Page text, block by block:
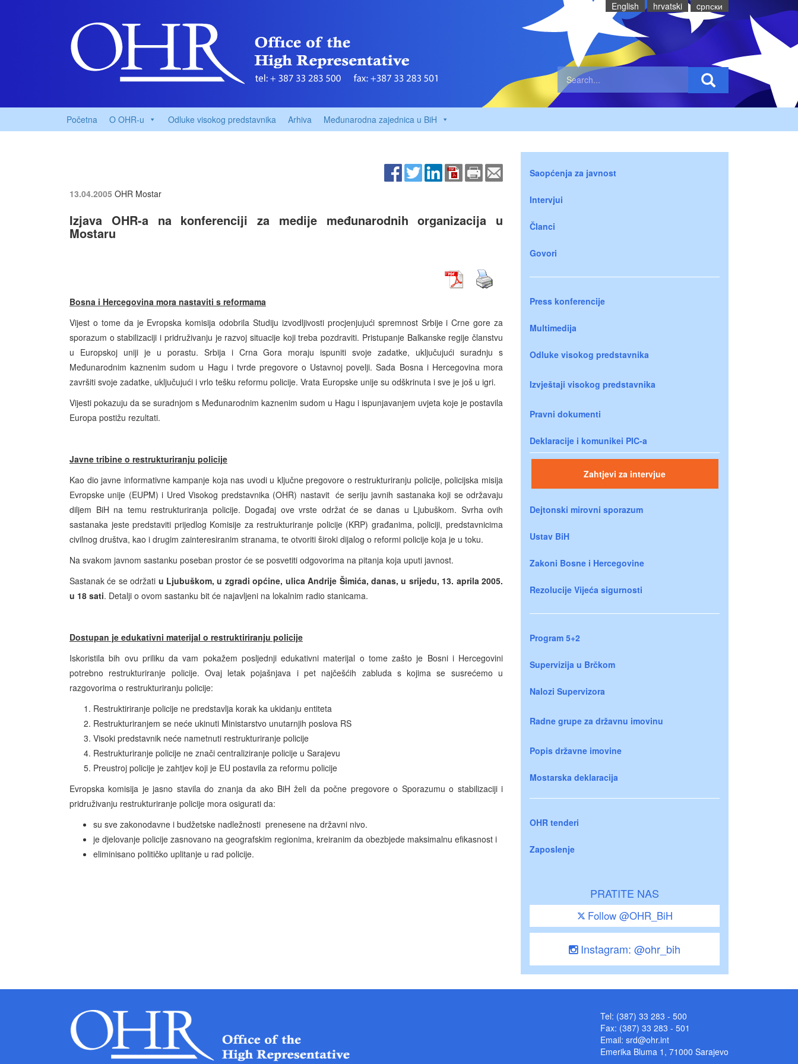
English hrvatski cрпски
Početna O OHR-u Odluke visokog predstavnika Arhiva Međunarodna zajednica u BiH
13.04.2005 OHR Mostar
Izjava OHR-a na konferenciji za medije međunarodnih organizacija u
Mostaru
Bosna i Hercegovina mora nastaviti s reformama
Vijest o tome da je Evropska komisija odobrila Studiju izvodljivosti procjenjujući spremnost Srbije i Crne gore za
sporazum o stabilizaciji i pridruživanju je razvoj situacije koji treba pozdraviti. Pristupanje Balkanske regije članstvu
u Europskoj uniji je u porastu. Srbija i Crna Gora moraju ispuniti svoje zadatke, uključujući suradnju s
Međunarodnim kaznenim sudom u Hagu i tvrde pregovore o Ustavnoj povelji. Sada Bosna i Hercegovina mora
završiti svoje zadatke, uključujući i vrlo tešku reformu policije. Vrata Europske unije su odškrinuta i sve je još u igri.
Vijesti pokazuju da se suradnjom s Međunarodnim kaznenim sudom u Hagu i ispunjavanjem uvjeta koje je postavila
Europa postižu rezultati.
Javne tribine o restrukturiranju policije
Kao dio javne informativne kampanje koja nas uvodi u ključne pregovore o restrukturiranju policije, policijska misija
Evropske unije (EUPM) i Ured Visokog predstavnika (OHR) nastavit će seriju javnih sastanaka koji se održavaju
diljem BiH na temu restrukturiranja policije. Događaj ove vrste održat će se danas u Ljubuškom. Svrha ovih
sastanaka jeste predstaviti prijedlog Komisije za restrukturiranje policije (KRP) građanima, policiji, predstavnicima
civilnog društva, kao i drugim zainteresiranim stranama, te otvoriti široki dijalog o reformi policije koja je u toku.
Na svakom javnom sastanku poseban prostor će se posvetiti odgovorima na pitanja koja uputi javnost.
Sastanak će se održati u Ljubuškom, u zgradi općine, ulicaAndrije Šimića, danas, u srijedu, 13. aprila 2005.
u 18 sati. Detalji o ovom sastanku bit će najavljeni na lokalnim radio stanicama.
Dostupan je edukativni materijal o restruktiriranju policije
Iskoristila bih ovu priliku da vam pokažem posljednji edukativni materijal o tome zašto je Bosni i Hercegovini
potrebno restrukturiranje policije. Ovaj letak pojašnjava i pet najčešćih zabluda s kojima se susrećemo u
razgovorima o restrukturiranju policije:
Restruktiriranje policije ne predstavlja korak ka ukidanju entiteta
Restrukturiranjem se neće ukinuti Ministarstvo unutarnjih poslova RS
Visoki predstavnik neće nametnuti restrukturiranje policije
Restrukturiranje policije ne znači centraliziranje policije u Sarajevu
Preustroj policije je zahtjev koji je EU postavila za reformu policije
Evropska komisija je jasno stavila do znanja da ako BiH želi da počne pregovore o Sporazumu o stabilizaciji i
pridruživanju restrukturiranje policije mora osigurati da:
su sve zakonodavne i budžetske nadležnosti prenesene na državni nivo.
je djelovanje policije zasnovano na geografskim regionima, kreiranim da obezbjede maksimalnu efikasnost i
eliminisano političko uplitanje u rad policije.
Saopćenja za javnost
Intervjui
Članci
Govori
Press konferencije
Multimedija
Odluke visokog predstavnika
Izvještaji visokog predstavnika
Pravni dokumenti
Deklaracije i komunikei PIC-a
Zahtjevi za intervjue
Dejtonski mirovni sporazum
Ustav BiH
Zakoni Bosne i Hercegovine
Rezolucije Vijeća sigurnosti
Program 5+2
Supervizija u Brčkom
Nalozi Supervizora
Radne grupe za državnu imovinu
Popis državne imovine
Mostarska deklaracija
OHR tenderi
Zaposlenje
PRATITE NAS
Follow @OHR_BiH
Instagram: @ohr_bih
Tel: (387) 33 283 - 500
Fax: (387) 33 283 - 501
Email: srd@ohr.int
Emerika Bluma 1, 71000 Sarajevo